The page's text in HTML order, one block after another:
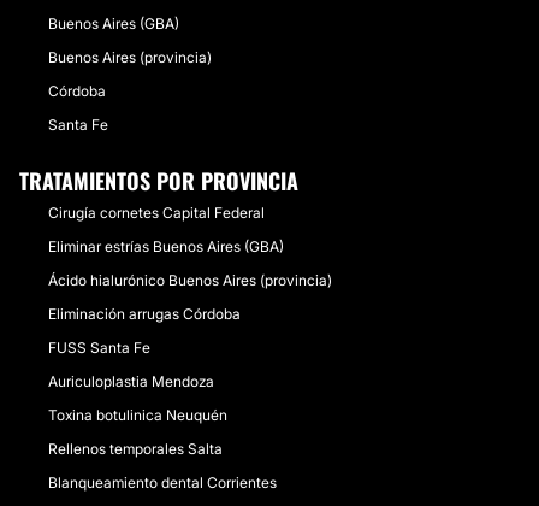
Buenos Aires (GBA)
Buenos Aires (provincia)
Córdoba
Santa Fe
TRATAMIENTOS POR PROVINCIA
Cirugía cornetes Capital Federal
Eliminar estrías Buenos Aires (GBA)
Ácido hialurónico Buenos Aires (provincia)
Eliminación arrugas Córdoba
FUSS Santa Fe
Auriculoplastia Mendoza
Toxina botulinica Neuquén
Rellenos temporales Salta
Blanqueamiento dental Corrientes